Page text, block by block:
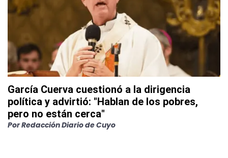
García Cuerva cuestionó a la dirigencia
política y advirtió: "Hablan de los pobres,
pero no están cerca"
PorRedacción Diario de Cuyo